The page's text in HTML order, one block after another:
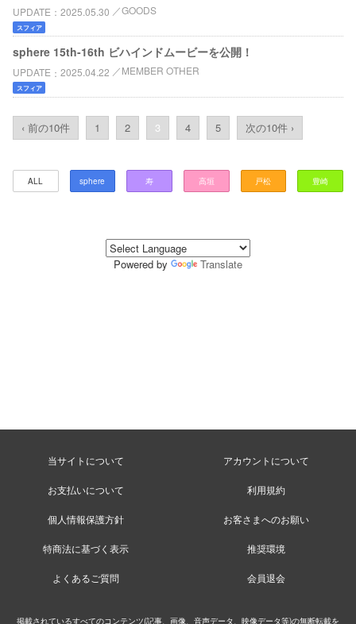
UPDATE 2025.05.30 GOODS
スフィア
sphere 15th-16th ビハインドムービーを公開！
UPDATE 2025.04.22 MEMBER OTHER
スフィア
‹ 前の10件 1 2 3 4 5 次の10件 ›
ALL sphere 寿 高垣 戸松 豊崎
Powered by Translate
当サイトについて アカウントについて
お支払いについて 利用規約
個人情報保護方針 お客さまへのお願い
特商法に基づく表示 推奨環境
よくあるご質問 会員退会
掲載されているすべてのコンテンツ(記事、画像、音声データ、映像データ等)の無断転載を